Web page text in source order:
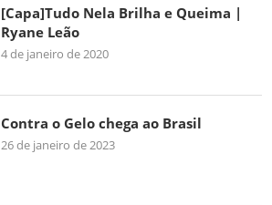
[Capa]Tudo Nela Brilha e Queima |
Ryane Leão
4 de janeiro de 2020
Contra o Gelo chega ao Brasil
26 de janeiro de 2023